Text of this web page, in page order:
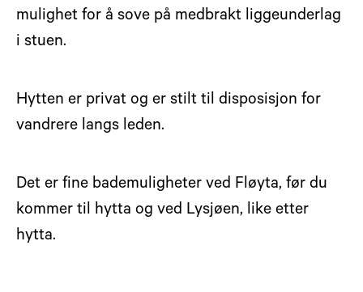
mulighet for å sove på medbrakt liggeunderlag
i stuen.
Hytten er privat og er stilt til disposisjon for
vandrere langs leden.
Det er fine bademuligheter ved Fløyta, før du
kommer til hytta og ved Lysjøen, like etter
hytta.